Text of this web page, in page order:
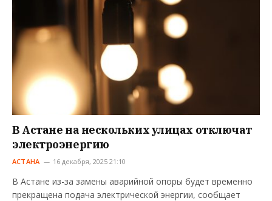
В Астане на нескольких улицах отключат
электроэнергию
АСТАНА 16 декабря, 2025 21:10
В Астане из-за замены аварийной опоры будет временно
прекращена подача электрической энергии, сообщает